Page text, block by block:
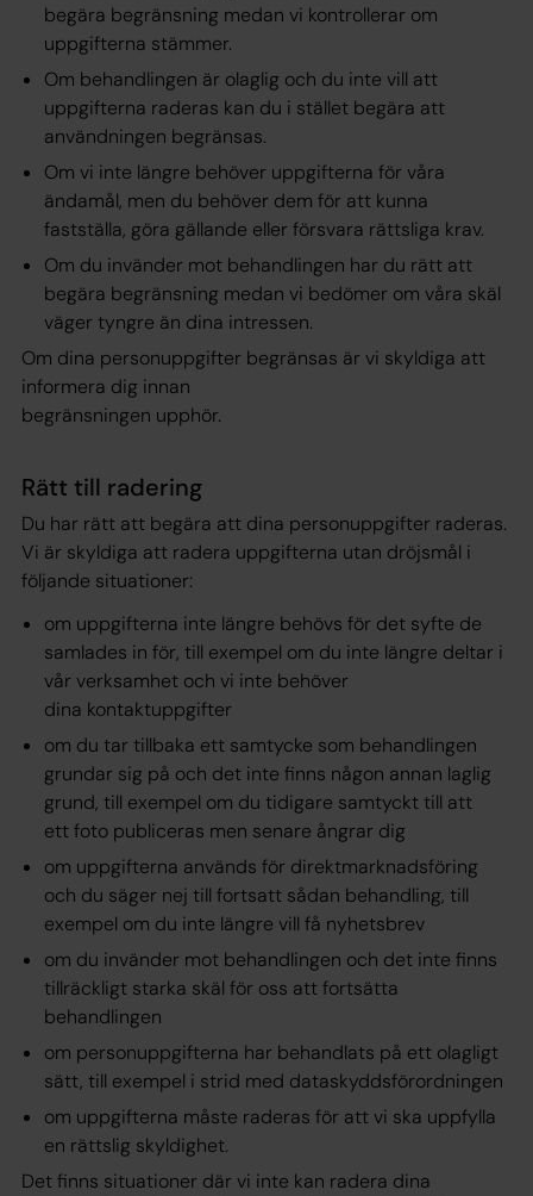
begära begränsning medan vi kontrollerar om
uppgifterna stämmer.
Om behandlingen är olaglig och du inte vill att
uppgifterna raderas kan du i stället begära att
användningen begränsas.
Om vi inte längre behöver uppgifterna för våra
ändamål, men du behöver dem för att kunna
fastställa, göra gällande eller försvara rättsliga krav.
Om du invänder mot behandlingen har du rätt att
begära begränsning medan vi bedömer om våra skäl
väger tyngre än dina intressen.
Om dina personuppgifter begränsas är vi skyldiga att
informera dig innan
begränsningen upphör.
Rätt till radering
Du har rätt att begära att dina personuppgifter raderas.
Vi är skyldiga att radera uppgifterna utan dröjsmål i
följande situationer:
om uppgifterna inte längre behövs för det syfte de
samlades in för, till exempel om du inte längre deltar i
vår verksamhet och vi inte behöver
dina kontaktuppgifter
om du tar tillbaka ett samtycke som behandlingen
grundar sig på och det inte finns någon annan laglig
grund, till exempel om du tidigare samtyckt till att
ett foto publiceras men senare ångrar dig
om uppgifterna används för direktmarknadsföring
och du säger nej till fortsatt sådan behandling, till
exempel om du inte längre vill få nyhetsbrev
om du invänder mot behandlingen och det inte finns
tillräckligt starka skäl för oss att fortsätta
behandlingen
om personuppgifterna har behandlats på ett olagligt
sätt, till exempel i strid med dataskyddsförordningen
om uppgifterna måste raderas för att vi ska uppfylla
en rättslig skyldighet.
Det finns situationer där vi inte kan radera dina